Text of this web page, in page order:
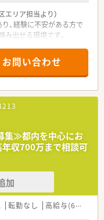
エリア担当より）
、経験に不安がある方で
出せる環境です。
輪駅」から徒歩3分とい
児科、皮膚科、眼科など
から9名の薬剤師体制で
して着実にスキルアップ
す。
フと協力しながら業務に
お問い合わせ
集≫都内を中心にお
年収700万まで相談可
加
転勤なし 高給与(600万円以上)